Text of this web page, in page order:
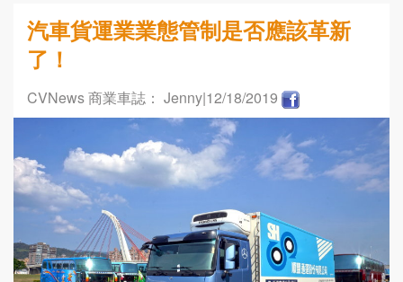
汽車貨運業業態管制是否應該革新
了！
CVNews 商業車誌： Jenny|12/18/2019